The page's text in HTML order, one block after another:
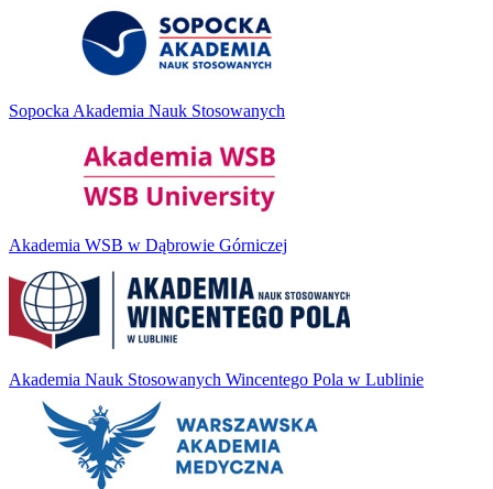
Sopocka Akademia Nauk Stosowanych
Akademia WSB w Dąbrowie Górniczej
Akademia Nauk Stosowanych Wincentego Pola w Lublinie